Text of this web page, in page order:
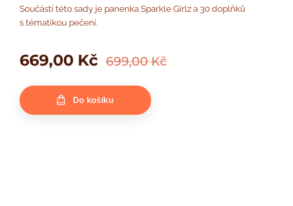
Součástí této sady je panenka Sparkle Girlz a 30 doplňků
s tématikou pečení.
669,00 Kč 699,00Kč
Do košíku